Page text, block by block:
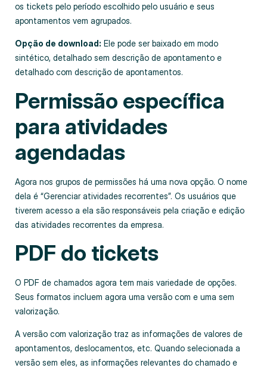
os tickets pelo período escolhido pelo usuário e seus
apontamentos vem agrupados.
Opção de download: Ele pode ser baixado em modo
sintético, detalhado sem descrição de apontamento e
detalhado com descrição de apontamentos.
Permissão específica
para atividades
agendadas
Agora nos grupos de permissões há uma nova opção. O nome
dela é “Gerenciar atividades recorrentes”. Os usuários que
tiverem acesso a ela são responsáveis pela criação e edição
das atividades recorrentes da empresa.
PDF do tickets
O PDF de chamados agora tem mais variedade de opções.
Seus formatos incluem agora uma versão com e uma sem
valorização.
A versão com valorização traz as informações de valores de
apontamentos, deslocamentos, etc. Quando selecionada a
versão sem eles, as informações relevantes do chamado e